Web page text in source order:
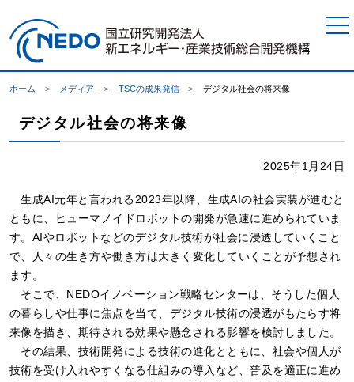
ホーム メディア TSCの成果発信 デジタル社会の将来像
デジタル社会の将来像
2025年1月24日
生成AI元年と言われる2023年以降、生成AIの社会実装が進むと
ともに、ヒューマノイドロボットの開発が急速に進められていま
す。AIやロボットなどのデジタル技術が社会に浸透していくこと
で、人々の生き方や働き方は大きく変化していくことが予想され
ます。
そこで、NEDOイノベーション戦略センターは、そうした個人
の暮らしや仕事に焦点を当て、デジタル技術の浸透がもたらす将
来像を描き、期待される効果や懸念される影響を検討しました。
その結果、技術開発による技術の進化とともに、社会や個人が
技術を受け入れやすくなる仕組みの導入など、普及を適正に進め